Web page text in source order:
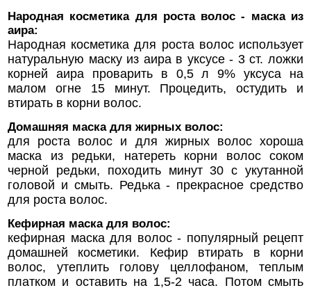
Народная косметика для роста волос - маска из
аира:
Народная косметика для роста волос использует
натуральную маску из аира в уксусе - 3 ст. ложки
корней аира проварить в 0,5 л 9% уксуса на
малом огне 15 минут. Процедить, остудить и
втирать в корни волос.
Домашняя маска для жирных волос:
для роста волос и для жирных волос хороша
маска из редьки, натереть корни волос соком
черной редьки, походить минут 30 с укутанной
головой и смыть. Редька - прекрасное средство
для роста волос.
Кефирная маска для волос:
кефирная маска для волос - популярный рецепт
домашней косметики. Кефир втирать в корни
волос, утеплить голову целлофаном, теплым
платком и оставить на 1,5-2 часа. Потом смыть